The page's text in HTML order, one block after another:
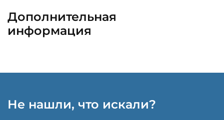
Дополнительная
информация
Не нашли, что искали?